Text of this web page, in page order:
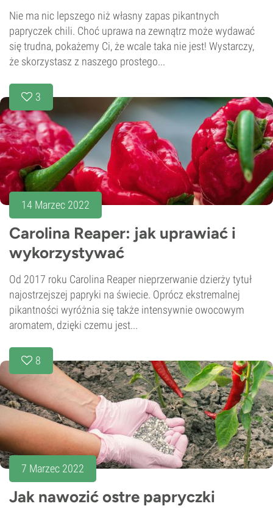
Nie ma nic lepszego niż własny zapas pikantnych
papryczek chili. Choć uprawa na zewnątrz może wydawać
się trudna, pokażemy Ci, że wcale taka nie jest! Wystarczy,
że skorzystasz z naszego prostego...
3
14 Marzec 2022
Carolina Reaper: jak uprawiać i
wykorzystywać
Od 2017 roku Carolina Reaper nieprzerwanie dzierży tytuł
najostrzejszej papryki na świecie. Oprócz ekstremalnej
pikantności wyróżnia się także intensywnie owocowym
aromatem, dzięki czemu jest...
8
7 Marzec 2022
Jak nawozić ostre papryczki